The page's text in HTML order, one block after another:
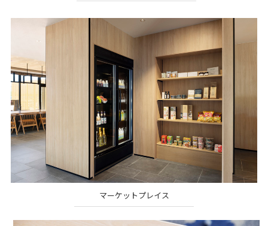
マーケットプレイス